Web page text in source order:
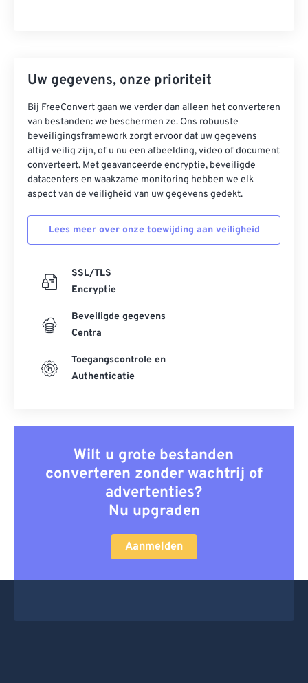
Uw gegevens, onze prioriteit
Bij FreeConvert gaan we verder dan alleen het converteren
van bestanden: we beschermen ze. Ons robuuste
beveiligingsframework zorgt ervoor dat uw gegevens
altijd veilig zijn, of u nu een afbeelding, video of document
converteert. Met geavanceerde encryptie, beveiligde
datacenters en waakzame monitoring hebben we elk
aspect van de veiligheid van uw gegevens gedekt.
Lees meer over onze toewijding aan veiligheid
SSL/TLS
Encryptie
Beveiligde gegevens
Centra
Toegangscontrole en
Authenticatie
Wilt u grote bestanden
converteren zonder wachtrij of
advertenties?
Nu upgraden
Aanmelden